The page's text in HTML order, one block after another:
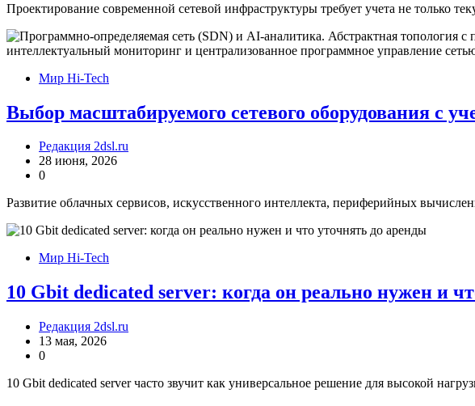
Проектирование современной сетевой инфраструктуры требует учета не только
Мир Hi-Tech
Выбор масштабируемого сетевого оборудования с
Редакция 2dsl.ru
28 июня, 2026
0
Развитие облачных сервисов, искусственного интеллекта, периферийных
Мир Hi-Tech
10 Gbit dedicated server: когда он реально нужен и
Редакция 2dsl.ru
13 мая, 2026
0
10 Gbit dedicated server часто звучит как универсальное решение для высокой